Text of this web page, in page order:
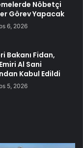
Nöbetçi
Görev Yapacak
6, 2026
Bakanı Fidan,
Al Sani
Kabul Edildi
5, 2026